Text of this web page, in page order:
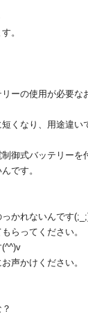
。
ーの使用が必要な
くなり、用途違い
御式バッテリーを
です。
かれないんです
らってください。
(^^)v
声かけください。